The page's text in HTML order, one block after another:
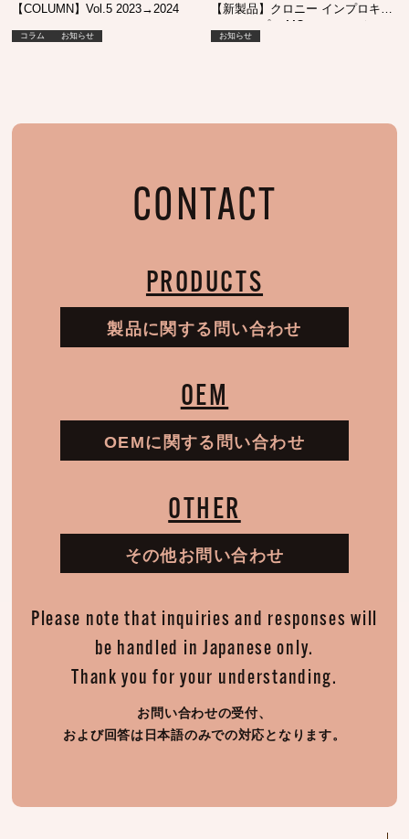
【COLUMN】Vol.5 2023→2024
コラム お知らせ
【新製品】クロニー インプロキュ
アシャンプー MO & エマルジョン
SIお知らせ
CONTACT
PRODUCTS
製品に関する問い合わせ
OEM
OEMに関する問い合わせ
OTHER
その他お問い合わせ
Please note that inquiries and responses will
be handled in Japanese only.
Thank you for your understanding.
お問い合わせの受付、
および回答は日本語のみでの対応となります。